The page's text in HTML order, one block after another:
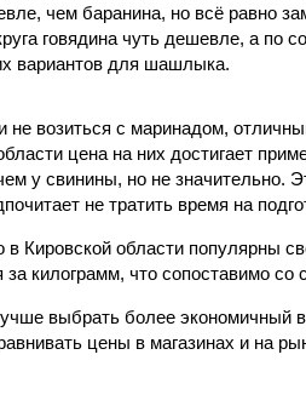
чем баранина, но всё равно
говядина чуть дешевле, а по
вариантов для шашлыка.
не возиться с маринадом,
цена на них достигает
у свинины, но не значительно.
не тратить время на
в Кировской области популярны
за килограмм, что сопоставимо со
выбрать более экономичный
цены в магазинах и на